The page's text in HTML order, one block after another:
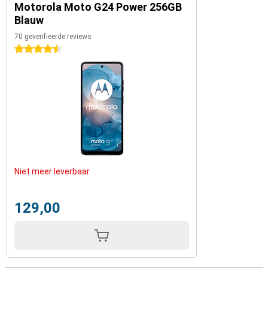
Motorola Moto G24 Power 256GB
Blauw
70 geverifieerde reviews
4.5 sterren
Niet meer leverbaar
129,00